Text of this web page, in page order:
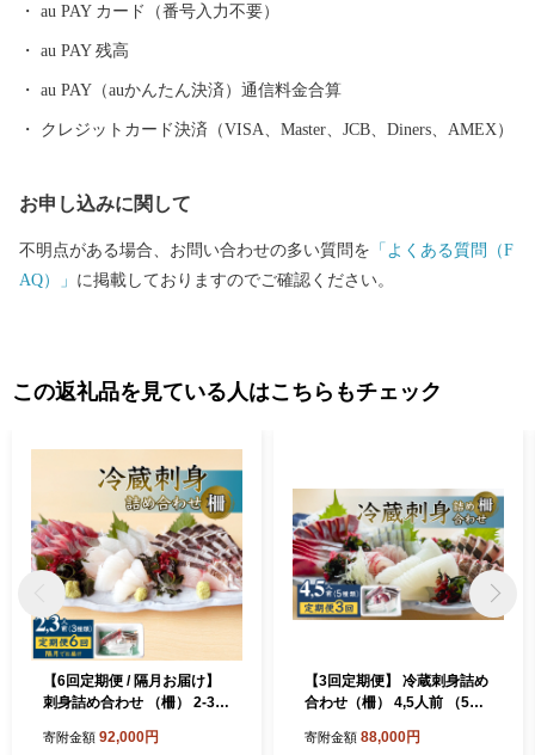
漁師町という印象が強いかと思いますが、複数の小さな川に沿っ
て多数の谷戸が広がります。立山連峰を望む棚田や稲がはざかけ
された様子など、観光でいらした方からは美しい農村風景もひそ
この機会に氷見市の特産品や、氷見市で過ごす時間を楽しんでく
au PAY カード（番号入力不要）
au PAY 残高
au PAY（auかんたん決済）通信料金合算
クレジットカード決済（VISA、Master、JCB、Diners、AMEX）
お申し込みに関して
不明点がある場合、お問い合わせの多い質問を 「よくある質問（F
AQ）」 に掲載しておりますのでご確認ください。
この返礼品を見ている人はこちらもチェック
【6回定期便 / 隔月お届け】
刺身詰め合わせ （柵） 2-3人
問屋直営 ひみ岸壁市場
寄附金額 92,000円
【3回定期便】 冷蔵刺身詰め
合わせ（柵） 4,5人前 （5種
問屋直営 ひみ岸壁市場
寄附金額 88,000円